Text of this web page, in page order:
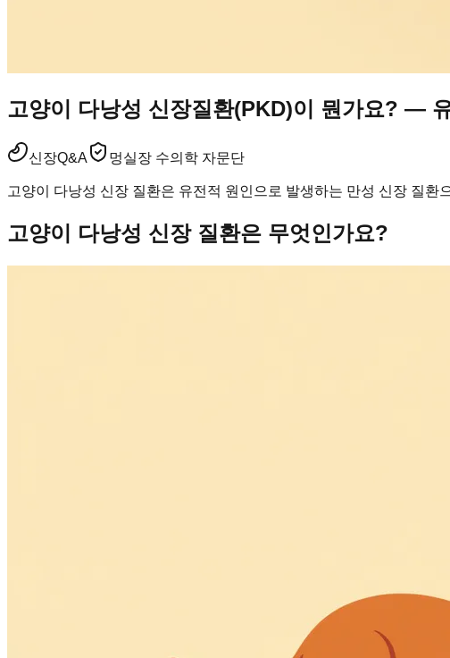
고양이 다낭성 신장질환(PKD)이 뭔가요? —
신장Q&A 멍실장 수의학 자문단
고양이 다낭성 신장 질환은 유전적 원인으로 발생하는 만성 신장 질
고양이 다낭성 신장 질환은 무엇인가요?